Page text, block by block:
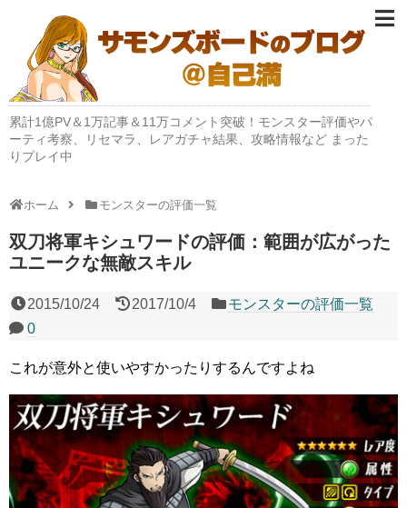
累計1億PV＆1万記事＆11万コメント突破！モンスター評価やパ
ーティ考察、リセマラ、レアガチャ結果、攻略情報など まった
りプレイ中
ホーム モンスターの評価一覧
双刀将軍キシュワードの評価：範囲が広がった
ユニークな無敵スキル
2015/10/24 2017/10/4
モンスターの評価一覧
0
これが意外と使いやすかったりするんですよね